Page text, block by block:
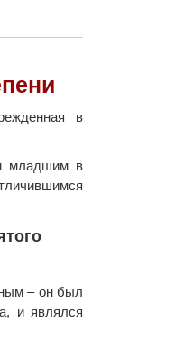
в
младшим в
– он был
и являлся